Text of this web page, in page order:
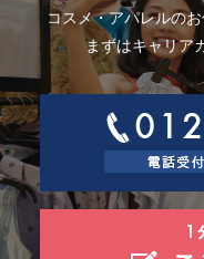
コスメ・アパレルの
まずはキャリア